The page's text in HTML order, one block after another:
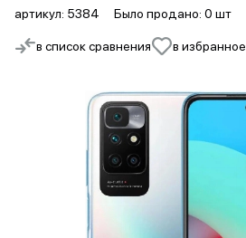
в список сравнения в избранное
артикул: 5384 Было продано: 0 шт